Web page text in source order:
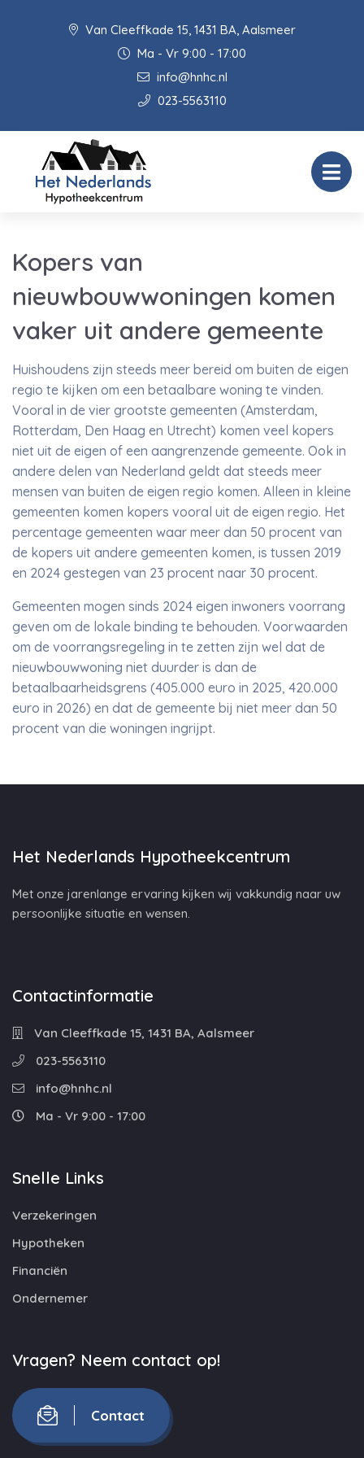
Van Cleeffkade 15, 1431 BA, Aalsmeer
Ma - Vr 9:00 - 17:00
info@hnhc.nl
023-5563110
Kopers van
nieuwbouwwoningen komen
vaker uit andere gemeente
Huishoudens zijn steeds meer bereid om buiten de eigen
regio te kijken om een betaalbare woning te vinden.
Vooral in de vier grootste gemeenten (Amsterdam,
Rotterdam, Den Haag en Utrecht) komen veel kopers
niet uit de eigen of een aangrenzende gemeente. Ook in
andere delen van Nederland geldt dat steeds meer
mensen van buiten de eigen regio komen. Alleen in kleine
gemeenten komen kopers vooral uit de eigen regio. Het
percentage gemeenten waar meer dan 50 procent van
de kopers uit andere gemeenten komen, is tussen 2019
en 2024 gestegen van 23 procent naar 30 procent.
Gemeenten mogen sinds 2024 eigen inwoners voorrang
geven om de lokale binding te behouden. Voorwaarden
om de voorrangsregeling in te zetten zijn wel dat de
nieuwbouwwoning niet duurder is dan de
betaalbaarheidsgrens (405.000 euro in 2025, 420.000
euro in 2026) en dat de gemeente bij niet meer dan 50
procent van die woningen ingrijpt.
Het Nederlands Hypotheekcentrum
Met onze jarenlange ervaring kijken wij vakkundig naar uw
persoonlijke situatie en wensen.
Contactinformatie
Van Cleeffkade 15, 1431 BA, Aalsmeer
023-5563110
info@hnhc.nl
Ma - Vr 9:00 - 17:00
Snelle Links
Verzekeringen
Hypotheken
Financiën
Ondernemer
Vragen? Neem contact op!
Contact